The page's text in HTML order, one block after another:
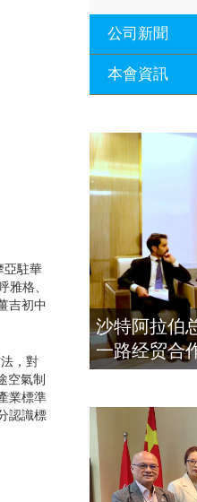
亞駐華
雅格、
吉初中
，對
空氣制
業標準
認識標
公司新聞
本會資訊
沙特阿拉伯
一路经贸合